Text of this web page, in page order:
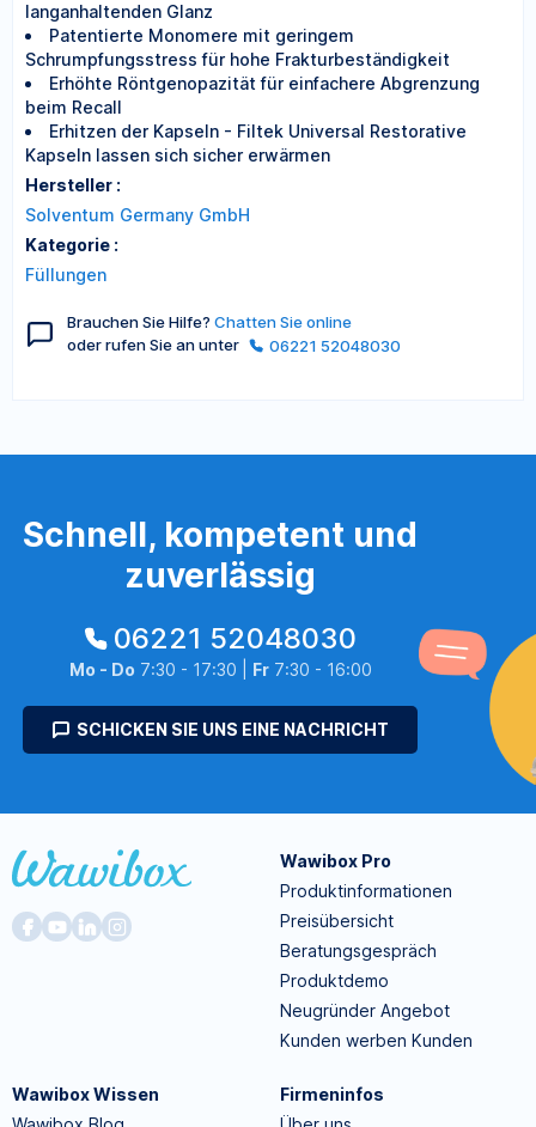
langanhaltenden Glanz
Patentierte Monomere mit geringem
Schrumpfungsstress für hohe Frakturbeständigkeit
Erhöhte Röntgenopazität für einfachere Abgrenzung
beim Recall
Erhitzen der Kapseln - Filtek Universal Restorative
Kapseln lassen sich sicher erwärmen
Hersteller :
Solventum Germany GmbH
Kategorie :
Füllungen
Brauchen Sie Hilfe? Chatten Sie online
oder rufen Sie an unter
06221 52048030
Schnell, kompetent und
zuverlässig
06221 52048030
Mo - Do 7:30 - 17:30 | Fr7:30 - 16:00
SCHICKEN SIE UNS EINE NACHRICHT
Wawibox Pro
Produktinformationen
Preisübersicht
Beratungsgespräch
Produktdemo
Neugründer Angebot
Kunden werben Kunden
Wawibox Wissen
Firmeninfos